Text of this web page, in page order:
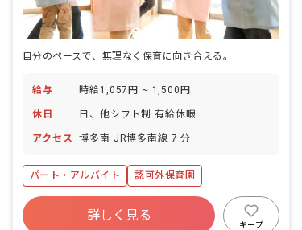
自分のペースで、無理なく保育に向き合える。
給与 時給1,057円 ~ 1,500円
休日 日、他シフト制 有給休暇
アクセス 博多南 JR博多南線 7 分
パート・アルバイト 認可外保育園
詳しく見る
キープ